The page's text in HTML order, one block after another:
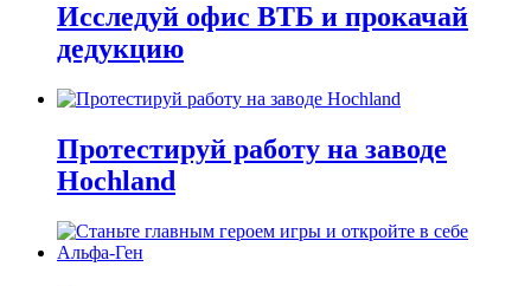
Исследуй офис ВТБ и прокачай
дедукцию
Протестируй работу на заводе
Hochland